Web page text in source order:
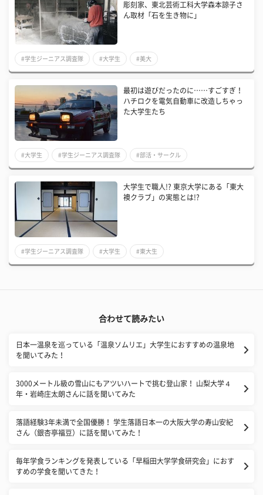
彫刻家、東北芸術工科大学森本諒子さ
ん取材「石を生き物に」
#学生ジーニアス調査隊 #大学生 #美大
最初は遊びだったのに……すごすぎ！
ハチロクを電気自動車に改造しちゃっ
た大学生たち
#大学生 #学生ジーニアス調査隊 #部活・サークル
大学生で職人!? 東京大学にある「東大
襖クラブ」の実態とは!?
#学生ジーニアス調査隊 #大学生 #東大生
合わせて読みたい
日本一温泉を巡っている「温泉ソムリエ」大学生におすすめの温泉地
を聞いてみた！
3000メートル級の雪山にもアツいハートで挑む登山家！ 山梨大学４
年・岩崎庄太朗さんに話を聞いてみた
落語経験3年未満で全国優勝！ 学生落語日本一の大阪大学の寿山安紀
さん（銀杏亭福豆）に話を聞いてみた！
毎年学食ランキングを発表している「早稲田大学学食研究会」におす
すめの学食を聞いてきた！